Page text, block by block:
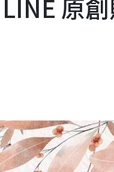
原